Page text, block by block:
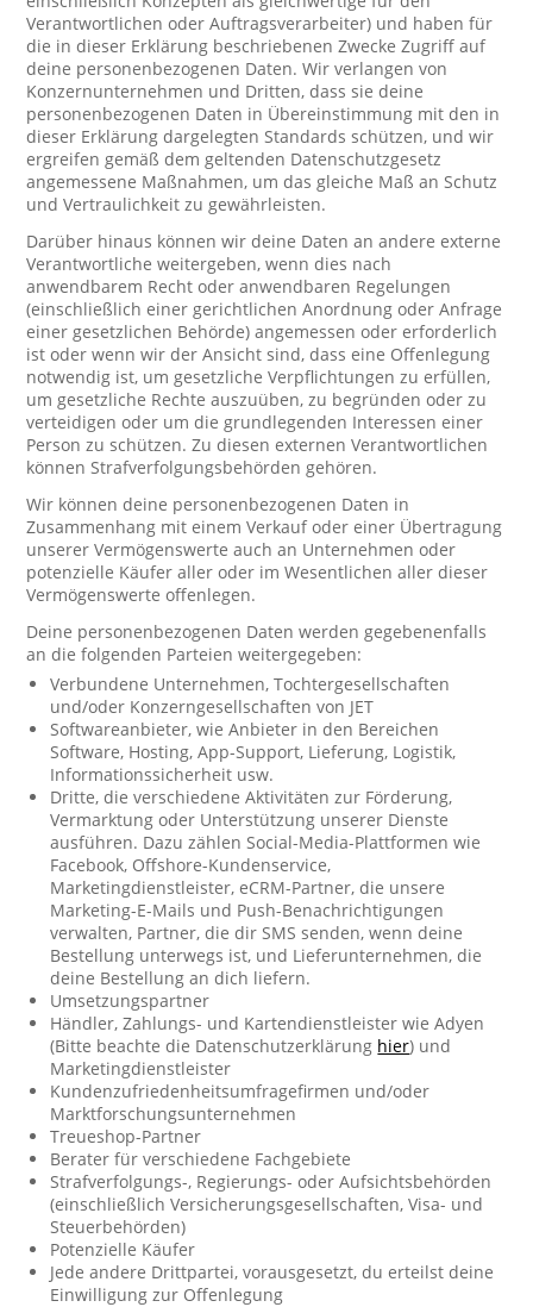
Verantwortlichen oder Auftragsverarbeiter) und haben für
die in dieser Erklärung beschriebenen Zwecke Zugriff auf
deine personenbezogenen Daten. Wir verlangen von
Konzernunternehmen und Dritten, dass sie deine
personenbezogenen Daten in Übereinstimmung mit den in
dieser Erklärung dargelegten Standards schützen, und wir
ergreifen gemäß dem geltenden Datenschutzgesetz
angemessene Maßnahmen, um das gleiche Maß an Schutz
und Vertraulichkeit zu gewährleisten.
Darüber hinaus können wir deine Daten an andere externe
Verantwortliche weitergeben, wenn dies nach
anwendbarem Recht oder anwendbaren Regelungen
(einschließlich einer gerichtlichen Anordnung oder Anfrage
einer gesetzlichen Behörde) angemessen oder erforderlich
ist oder wenn wir der Ansicht sind, dass eine Offenlegung
notwendig ist, um gesetzliche Verpflichtungen zu erfüllen,
um gesetzliche Rechte auszuüben, zu begründen oder zu
verteidigen oder um die grundlegenden Interessen einer
Person zu schützen. Zu diesen externen Verantwortlichen
können Strafverfolgungsbehörden gehören.
Wir können deine personenbezogenen Daten in
Zusammenhang mit einem Verkauf oder einer Übertragung
unserer Vermögenswerte auch an Unternehmen oder
potenzielle Käufer aller oder im Wesentlichen aller dieser
Vermögenswerte offenlegen.
Deine personenbezogenen Daten werden gegebenenfalls
an die folgenden Parteien weitergegeben:
Verbundene Unternehmen, Tochtergesellschaften
und/oder Konzerngesellschaften von JET
Softwareanbieter, wie Anbieter in den Bereichen
Software, Hosting, App-Support, Lieferung, Logistik,
Informationssicherheit usw.
Dritte, die verschiedene Aktivitäten zur Förderung,
Vermarktung oder Unterstützung unserer Dienste
ausführen. Dazu zählen Social-Media-Plattformen wie
Facebook, Offshore-Kundenservice,
Marketingdienstleister, eCRM-Partner, die unsere
Marketing-E-Mails und Push-Benachrichtigungen
verwalten, Partner, die dir SMS senden, wenn deine
Bestellung unterwegs ist, und Lieferunternehmen, die
deine Bestellung an dich liefern.
Umsetzungspartner
Händler, Zahlungs- und Kartendienstleister wie Adyen
(Bitte beachte die Datenschutzerklärung hier) und
Marketingdienstleister
Kundenzufriedenheitsumfragefirmen und/oder
Marktforschungsunternehmen
Treueshop-Partner
Berater für verschiedene Fachgebiete
Strafverfolgungs-, Regierungs- oder Aufsichtsbehörden
(einschließlich Versicherungsgesellschaften, Visa- und
Steuerbehörden)
Potenzielle Käufer
Jede andere Drittpartei, vorausgesetzt, du erteilst deine
Einwilligung zur Offenlegung